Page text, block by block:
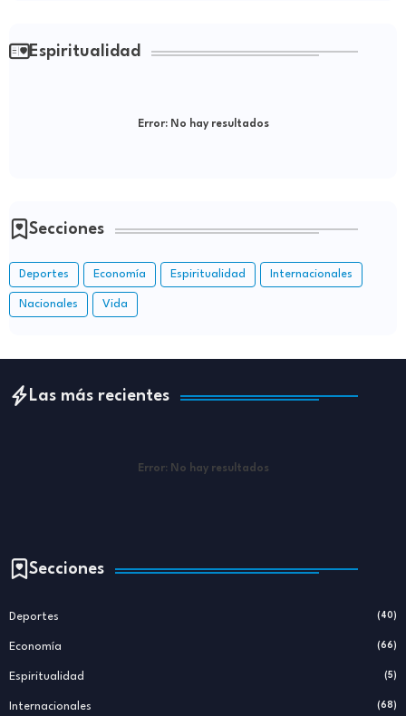
Espiritualidad
Error:No hay resultados
Secciones
Deportes Economía Espiritualidad Internacionales
Nacionales Vida
Las más recientes
Error: No hay resultados
Secciones
Deportes (40)
Economía (66)
Espiritualidad (5)
Internacionales (68)